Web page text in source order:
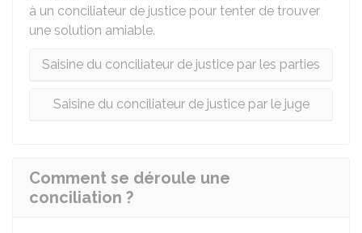
à un conciliateur de justice pour tenter de trouver
une solution amiable.
Saisine du conciliateur de justice par les parties
Saisine du conciliateur de justice par le juge
Comment se déroule une
conciliation ?